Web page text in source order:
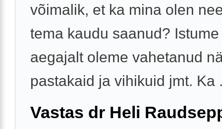
võimalik, et ka mina olen
tema kaudu saanud?
aegajalt oleme vahetanud
pastakaid ja vihikuid jmt. Ka
Vastas dr Heli